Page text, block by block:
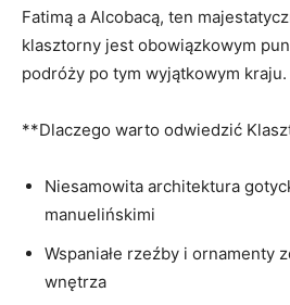
Fatimą a Alcobacą, ten
klasztorny jest obowiązkowym
podróży po tym wyjątkowym kraju.
**Dlaczego warto⁢ odwiedzić
Niesamowita architektura
⁤manuelińskimi
Wspaniałe rzeźby i ornamenty
wnętrza